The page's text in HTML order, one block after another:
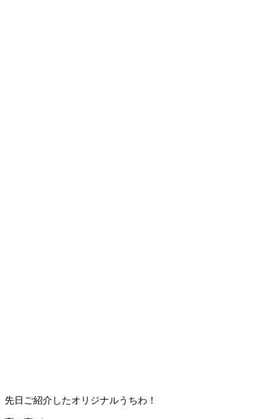
先日ご紹介したオリジナルうちわ！